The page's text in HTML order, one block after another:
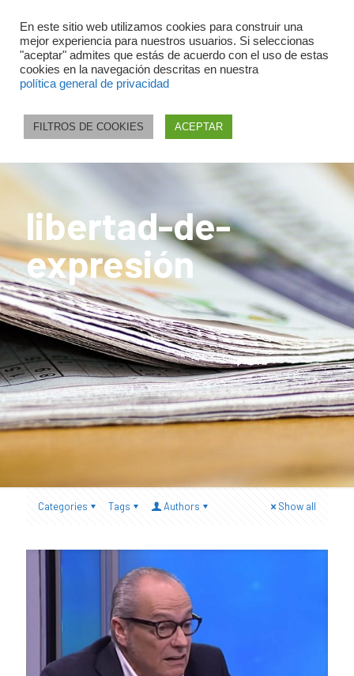
libertad-de-
expresión
Categories Tags Authors Show all
En este sitio web utilizamos cookies para construir una
mejor experiencia para nuestros usuarios. Si seleccionas
"aceptar" admites que estás de acuerdo con el uso de estas
cookies en la navegación descritas en nuestra
política general de privacidad
FILTROS DE COOKIES ACEPTAR